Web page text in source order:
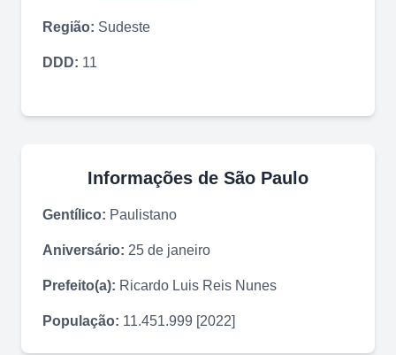
Região: Sudeste
DDD: 11
Informações de São Paulo
Gentílico: Paulistano
Aniversário: 25 de janeiro
Prefeito(a): Ricardo Luis Reis Nunes
População: 11.451.999 [2022]